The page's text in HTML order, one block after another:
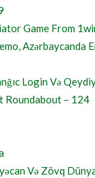
Game From
Azərbaycanda
Login Və
Roundabout – 124
Və Zövq